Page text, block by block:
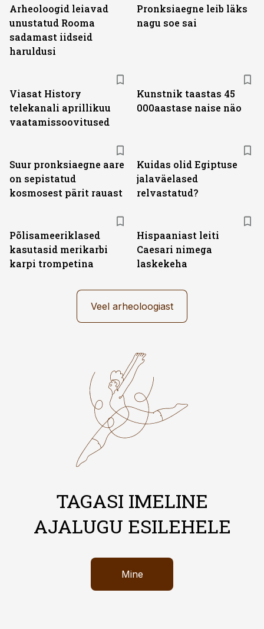
Arheoloogid leiavad
unustatud Rooma
sadamast iidseid
haruldusi
Pronksiaegne leib läks
nagu soe sai
Viasat History
telekanali aprillikuu
vaatamissoovitused
Kunstnik taastas 45
000aastase naise näo
Suur pronksiaegne aare
on sepistatud
kosmosest pärit rauast
Kuidas olid Egiptuse
jalaväelased
relvastatud?
Põlisameeriklased
kasutasid merikarbi
karpi trompetina
Hispaaniast leiti
Caesari nimega
laskekeha
Veel arheoloogiast
TAGASI IMELINE
AJALUGU ESILEHELE
Mine